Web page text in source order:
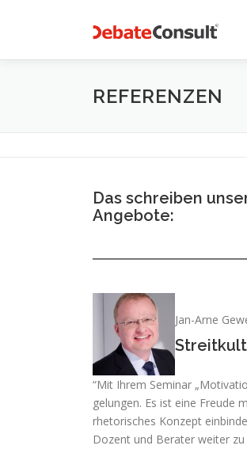
REFERENZEN
Das schreiben
Angebote:
Jan-Arne
“Mit Ihrem Seminar
gelungen. Es ist eine Freude
rhetorisches Konzept
Dozent und Berater weiter